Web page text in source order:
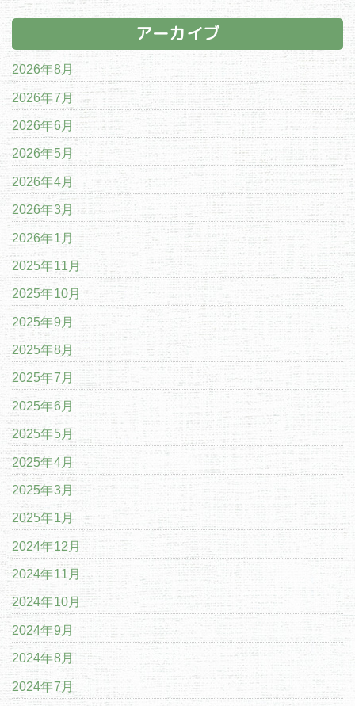
アーカイブ
2026年8月
2026年7月
2026年6月
2026年5月
2026年4月
2026年3月
2026年1月
2025年11月
2025年10月
2025年9月
2025年8月
2025年7月
2025年6月
2025年5月
2025年4月
2025年3月
2025年1月
2024年12月
2024年11月
2024年10月
2024年9月
2024年8月
2024年7月